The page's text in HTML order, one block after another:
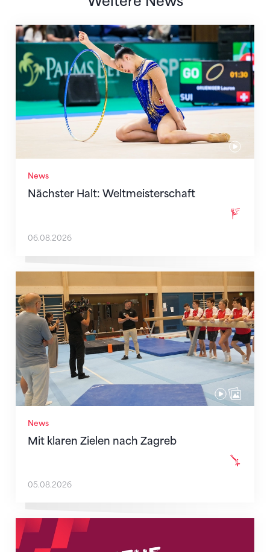
News
Nächster Halt: Weltmeisterschaft
Nächster Halt: Weltmeisterschaft
06.08.2026
News
Mit klaren Zielen nach Zagreb
Mit klaren Zielen nach Zagreb
05.08.2026
Neue Empfangszeiten ab 1. August 2026